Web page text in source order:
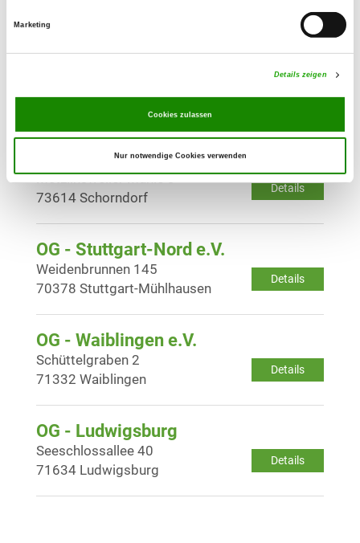
Marketing
Details zeigen
Cookies zulassen
Nur notwendige Cookies verwenden
Details
OG - Rems-Wieslauftal e.V.
Details
Metzlinsweiler Mühle 3
73614 Schorndorf
OG - Stuttgart-Nord e.V.
Details
Weidenbrunnen 145
70378 Stuttgart-Mühlhausen
OG - Waiblingen e.V.
Details
Schüttelgraben 2
71332 Waiblingen
OG - Ludwigsburg
Details
Seeschlossallee 40
71634 Ludwigsburg